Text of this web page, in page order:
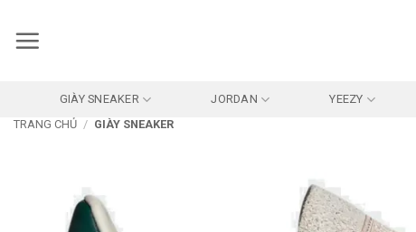
qua
GIÀY SNEAKER JORDAN YEEZY
TRANG CHỦ / GIÀY SNEAKER